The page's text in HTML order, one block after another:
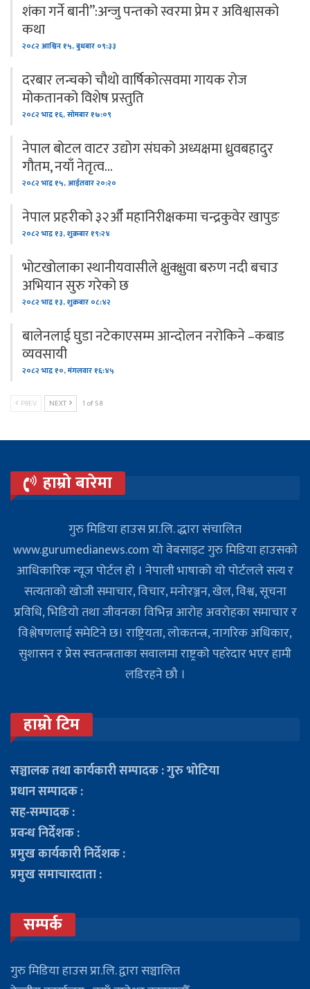
शंका गर्ने बानी”:अन्जु पन्तको स्वरमा प्रेम र अविश्वासको
कथा
२०८२ आश्विन १५, बुधबार ०९:३३
दरबार लन्चको चौथो वार्षिकोत्सवमा गायक रोज
मोकतानको विशेष प्रस्तुति
२०८२ भाद्र १६, सोमबार १७:०९
नेपाल बोटल वाटर उद्योग संघको अध्यक्षमा ध्रुवबहादुर
गौतम, नयाँ नेतृत्व…
२०८२ भाद्र १५, आईतवार २०:२०
नेपाल प्रहरीको ३२औँ महानिरीक्षकमा चन्द्रकुवेर खापुङ
२०८२ भाद्र १३, शुक्रबार १९:२४
भोटखोलाका स्थानीयवासीले क्षुक्क्षुवा बरुण नदी बचाउ
अभियान सुरु गरेको छ
२०८२ भाद्र १३, शुक्रबार ०८:४२
बालेनलाई घुडा नटेकाएसम्म आन्दोलन नरोकिने –कबाड
व्यवसायी
२०८२ भाद्र १०, मंगलवार १६:४५
PREV NEXT 1 of 58
हाम्रो बारेमा
गुरु मिडिया हाउस प्रा.लि. द्धारा संचालित
www.gurumedianews.com यो वेबसाइट गुरु मिडिया हाउसकाे
आधिकारिक न्यूज पोर्टल हो । नेपाली भाषाको यो पोर्टलले सत्य र
सत्यताको खोजी समाचार, विचार, मनोरञ्जन, खेल, विश्व, सूचना
प्रविधि, भिडियो तथा जीवनका विभिन्न आरोह अवरोहका समाचार र
विश्लेषणलाई समेटिने छ। राष्ट्रियता, लोकतन्त्र, नागरिक अधिकार,
सुशासन र प्रेस स्वतन्त्रताका सवालमा राष्ट्रको पहरेदार भएर हामी
लडिरहने छौ ।
हाम्रो टिम
सञ्चालक तथा कार्यकारी सम्पादक : गुरु भोटिया
प्रधान सम्पादक :
सह-सम्पादक :
प्रवन्ध निर्देशक :
प्रमुख कार्यकारी निर्देशक :
प्रमुख समाचारदाता :
सम्पर्क
गुरु मिडिया हाउस प्रा.लि. द्वारा सञ्चालित